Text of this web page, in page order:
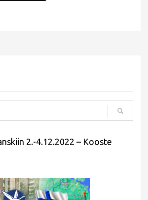
2.-4.12.2022 – Kooste